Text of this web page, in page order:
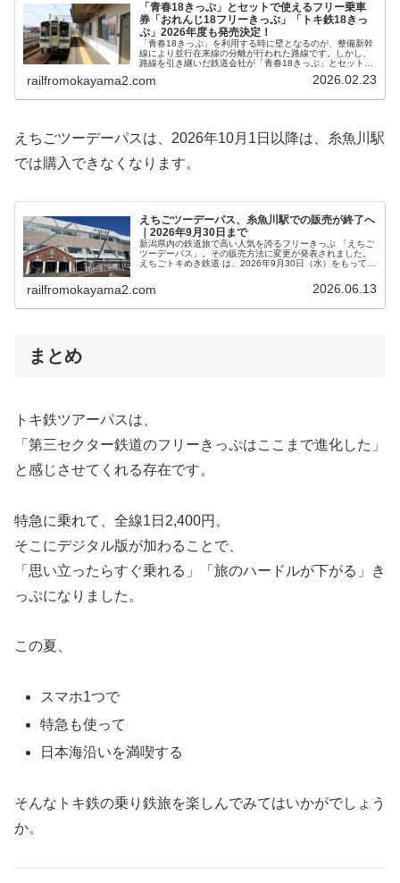
「青春18きっぷ」とセットで使えるフリー乗車
券「おれんじ18フリーきっぷ」「トキ鉄18きっ
ぷ」2026年度も発売決定！
「青春18きっぷ」を利用する時に壁となるのが、整備新幹
線により並行在来線の分離が行われた路線です。しかし、
路線を引き継いだ鉄道会社が「青春18きっぷ」とセットで
そこで、今日は、「おれんじ18フリーきっぷ」「トキ鉄18
railfromokayama2.com 2026.02.23
えちごツーデーパスは、2026年10月1日以降は、糸魚川駅
では購入できなくなります。
えちごツーデーパス、糸魚川駅での販売が終了へ
｜2026年9月30日まで
新潟県内の鉄道旅で高い人気を誇るフリーきっぷ 「えちご
ツーデーパス」。その販売方法に変更が発表されました。
えちごトキめき鉄道 は、2026年9月30日（水）をもって、
railfromokayama2.com 2026.06.13
まとめ
トキ鉄ツアーパスは、
「第三セクター鉄道のフリーきっぷはここまで進化した」
と感じさせてくれる存在です。
特急に乗れて、全線1日2,400円。
そこにデジタル版が加わることで、
「思い立ったらすぐ乗れる」「旅のハードルが下がる」き
っぷになりました。
この夏、
スマホ1つで
特急も使って
日本海沿いを満喫する
そんなトキ鉄の乗り鉄旅を楽しんでみてはいかがでしょう
か。